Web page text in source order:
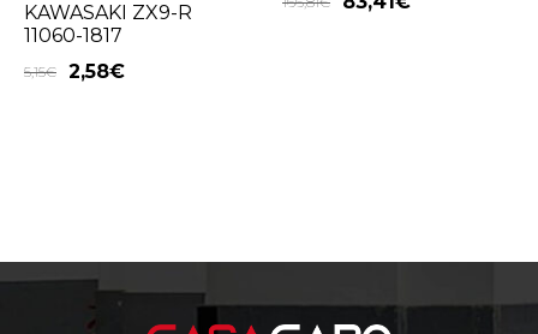
KAWASAKI ZX9-R
11060-1817
5,15€ 2,58€